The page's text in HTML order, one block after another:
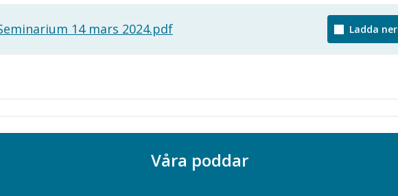
14 mars 2024.pdf Ladda ner
Våra poddar